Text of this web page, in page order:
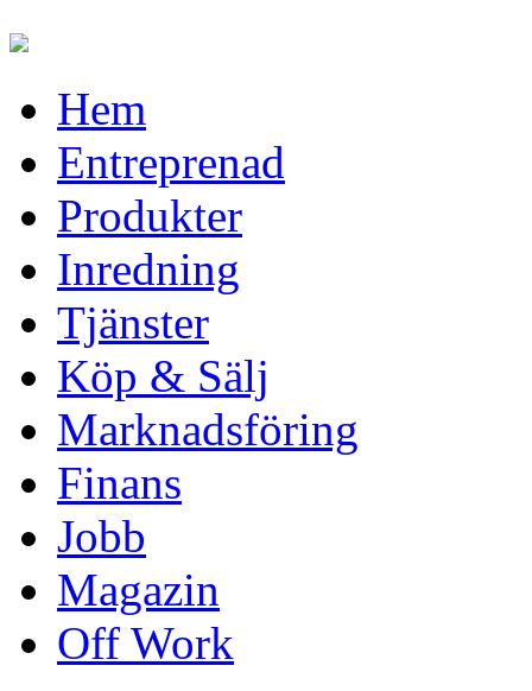
Hem
Entreprenad
Produkter
Inredning
Tjänster
Köp & Sälj
Marknadsföring
Finans
Jobb
Magazin
Off Work